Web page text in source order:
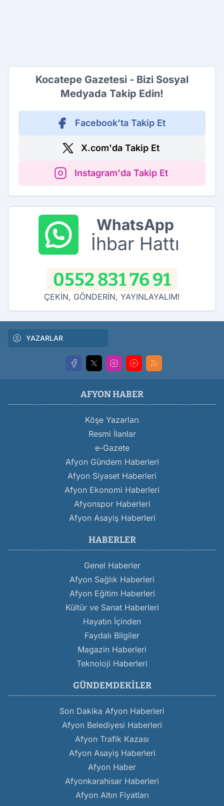
Kocatepe Gazetesi - Bizi Sosyal
Medyada Takip Edin!
Facebook'ta Takip Et
X.com'da Takip Et
Instagram'da Takip Et
WhatsApp
İhbar Hattı
0552 831 76 91
ÇEKİN, GÖNDERİN, YAYINLAYALIM!
YAZARLAR
AFYON HABER
Köşe Yazarları
Resmi İlanlar
e-Gazete
Afyon Gündem Haberleri
Afyon Siyaset Haberleri
Afyon Ekonomi Haberleri
Afyonspor Haberleri
Afyon Asayiş Haberleri
HABERLER
Genel Haberler
Afyon Sağlık Haberleri
Afyon Eğitim Haberleri
Kültür ve Sanat Haberleri
Hayatın İçinden
Faydalı Bilgiler
Magazin Haberleri
Teknoloji Haberleri
GÜNDEMDEKILER
Son Dakika Afyon Haberleri
Afyon Belediyesi Haberleri
Afyon Trafik Kazası
Afyon Asayiş Haberleri
Afyon Haber
Afyonkarahisar Haberleri
Afyon Altın Fiyatları